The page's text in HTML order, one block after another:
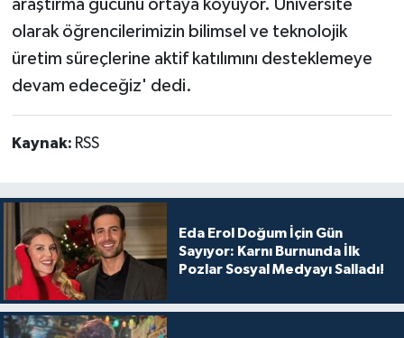
araştırma gücünü ortaya koyuyor. Üniversite
olarak öğrencilerimizin bilimsel ve teknolojik
üretim süreçlerine aktif katılımını desteklemeye
devam edeceğiz' dedi.
Kaynak: RSS
Eda Erol Doğum İçin Gün
Sayıyor: Karnı Burnunda İlk
Pozlar Sosyal Medyayı Salladı!